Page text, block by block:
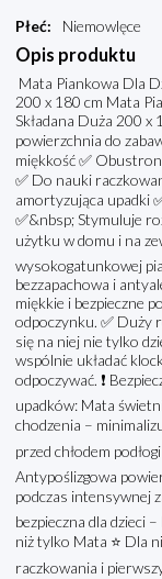
Płeć: Niemowlęce
Opis produktu
Mata Piankowa Dla
200 x 180 cm Mata
Składana Duża 200 x
powierzchnia do
miękkość ✅
✅ Do nauki
amortyzująca upadki
✅&nbsp; Stymuluje
użytku w domu i na
wysokogatunkowej
bezzapachowa i
miękkie i bezpieczne
odpoczynku. ✅ Duży
się na niej nie tylko
wspólnie układać
odpoczywać. ❗
upadków: Mata
chodzenia –
przed chłodem
Antypoślizgowa
podczas intensywnej
bezpieczna dla dzieci
niż tylko Mata ⭐ Dla
raczkowania i